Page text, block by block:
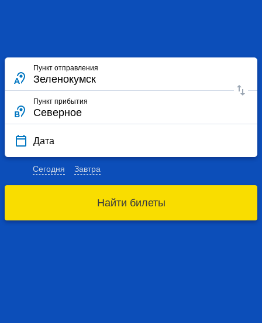
Пункт отправления
Пункт прибытия
Дата
Сегодня Завтра
Найти билеты